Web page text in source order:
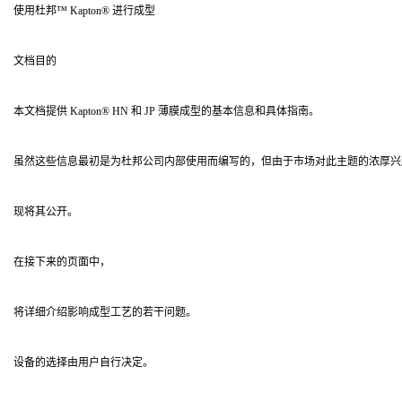
使用杜邦™ Kapton® 进行成型
文档目的
本文档提供 Kapton® HN 和 JP 薄膜成型的基本信息和具体指南。
虽然这些信息最初是为杜邦公司内部使用而编写的，但由于市场对此主题的浓厚
现将其公开。
在接下来的页面中，
将详细介绍影响成型工艺的若干问题。
设备的选择由用户自行决定。